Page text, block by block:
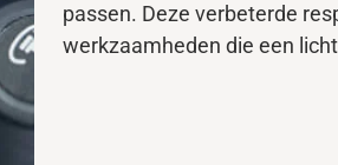
passen. Deze verbeterde
werkzaamheden die een